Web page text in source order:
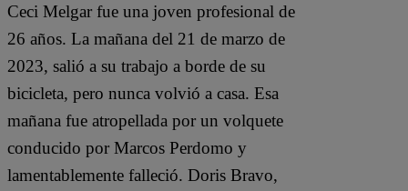
Ceci Melgar fue una joven profesional de
26 años. La mañana del 21 de marzo de
2023, salió a su trabajo a borde de su
bicicleta, pero nunca volvió a casa. Esa
mañana fue atropellada por un volquete
conducido por Marcos Perdomo y
lamentablemente falleció. Doris Bravo,